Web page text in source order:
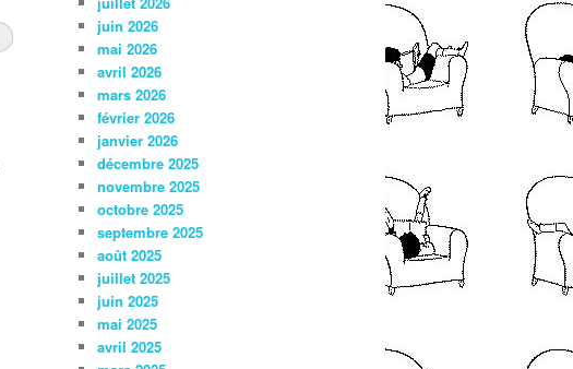
juin 2026
mai 2026
avril 2026
mars 2026
février 2026
janvier 2026
décembre 2025
novembre 2025
octobre 2025
septembre 2025
août 2025
juillet 2025
juin 2025
mai 2025
avril 2025